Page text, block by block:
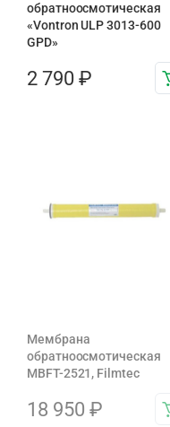
обратноосмотическая
«Vontron ULP 3013-600
GPD»
2 790 ₽
Мембрана
обратноосмотическая
MBFT-2521, Filmtec
18 950 ₽